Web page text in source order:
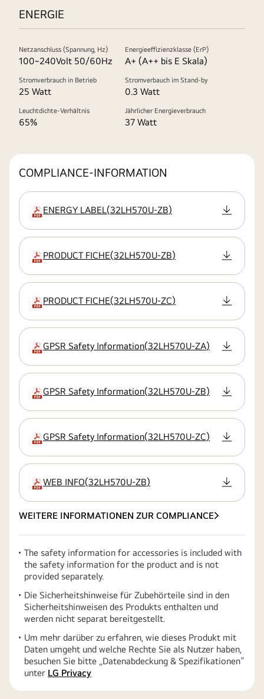
ENERGIE
Netzanschluss (Spannung, Hz)
100~240Volt 50/60Hz
Energieeffizienzklasse (ErP)
A+ (A++ bis E Skala)
Stromverbrauch in Betrieb
25 Watt
Stromverbauch im Stand-by
0.3 Watt
Leuchtdichte-Verhältnis
65%
Jährlicher Energieverbrauch
37 Watt
COMPLIANCE-INFORMATION
Erweiterung
ENERGY LABEL(32LH570U-ZB)
Erweiterung
PRODUCT FICHE(32LH570U-ZB)
Erweiterung
PRODUCT FICHE(32LH570U-ZC)
Erweiterung
GPSR Safety Information(32LH570U-ZA)
Erweiterung
GPSR Safety Information(32LH570U-ZB)
Erweiterung
GPSR Safety Information(32LH570U-ZC)
Erweiterung
WEB INFO(32LH570U-ZB)
WEITERE INFORMATIONEN ZUR COMPLIANCE
The safety information for accessories is included with
the safety information for the product and is not
provided separately.
Die Sicherheitshinweise für Zubehörteile sind in den
Sicherheitshinweisen des Produkts enthalten und
werden nicht separat bereitgestellt.
Um mehr darüber zu erfahren, wie dieses Produkt mit
Daten umgeht und welche Rechte Sie als Nutzer haben,
besuchen Sie bitte „Datenabdeckung & Spezifikationen“
unter LG Privacy